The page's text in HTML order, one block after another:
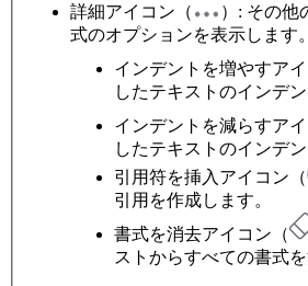
詳細アイコン（
）: その他
式のオプションを表示します。
インデントを増やすア
したテキストのインデ
インデントを減らすア
したテキストのインデ
引用符を挿入アイコン（
引用を作成します。
書式を消去アイコン（
ストからすべての書式を